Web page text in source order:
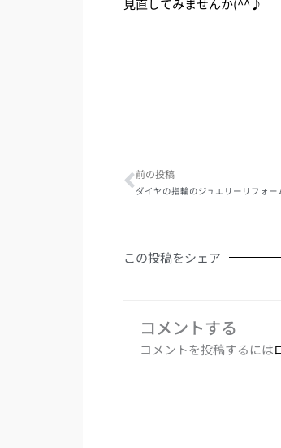
見直してみませんか(^^♪
前の投稿
ダイヤの指輪のジュエリーリフォー
この投稿をシェア
コメントする
コメントを投稿するには